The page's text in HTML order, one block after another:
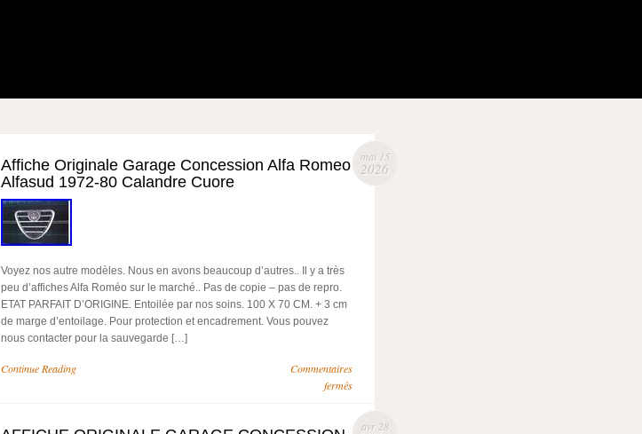
mai 15
2026
Affiche Originale Garage Concession Alfa Romeo
Alfasud 1972-80 Calandre Cuore
Voyez nos autre modèles. Nous en avons beaucoup d’autres.. Il y a très
peu d’affiches Alfa Roméo sur le marché.. Pas de copie – pas de repro.
ETAT PARFAIT D’ORIGINE. Entoilée par nos soins. 100 X 70 CM. + 3 cm
de marge d’entoilage. Pour protection et encadrement. Vous pouvez
nous contacter pour la sauvegarde […]
Continue Reading
Commentaires
fermés
avr 28